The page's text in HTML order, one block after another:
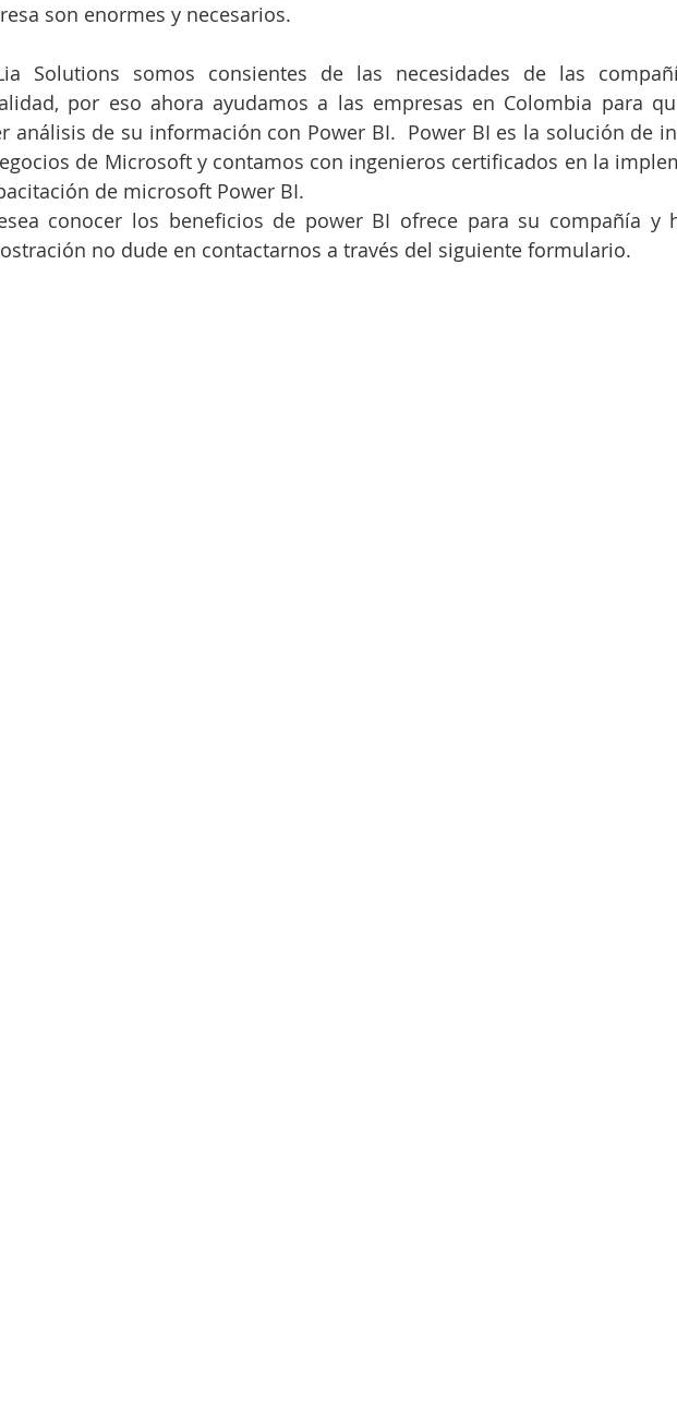
son enormes y necesarios.
Solutions somos consientes de las necesidades de las
por eso ahora ayudamos a las empresas en Colombia para
análisis de su información con Power BI.  Power BI es la solución de
de Microsoft y contamos con ingenieros certificados en la
de microsoft Power BI.
conocer los beneficios de power BI ofrece para su compañía y
no dude en contactarnos a través del siguiente formulario.